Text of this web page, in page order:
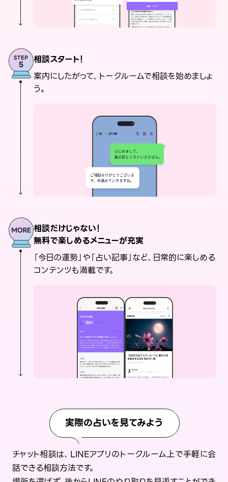
相談スタート！
案内にしたがって、トークルームで相談を始めましょ
う。
相談だけじゃない！
無料で楽しめるメニューが充実
「今日の運勢」や「占い記事」など、日常的に楽しめる
コンテンツも満載です。
実際の占いを見てみよう
チャット相談は、LINEアプリのトークルーム上で手軽に会
話できる相談方法です。